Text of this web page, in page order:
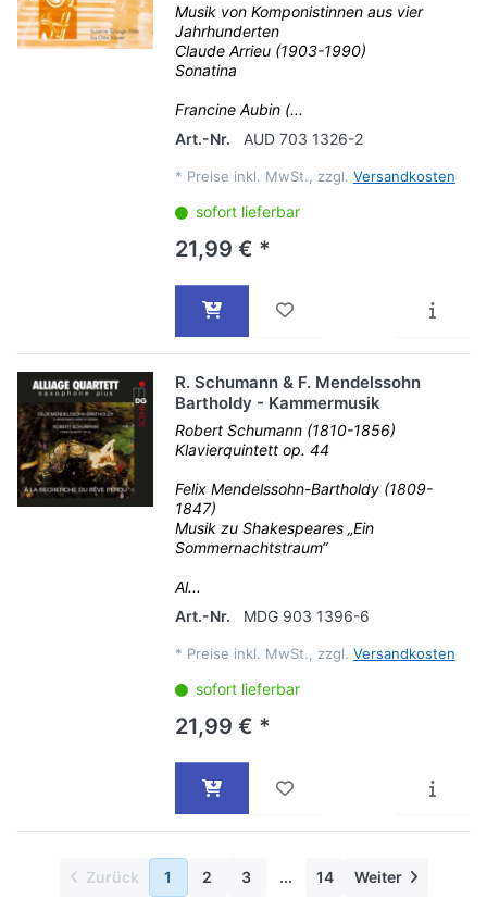
Musik von Komponistinnen aus vier
Jahrhunderten
Claude Arrieu (1903-1990)
Sonatina
Francine Aubin (...
Art.-Nr.
AUD 703 1326-2
* Preise inkl. MwSt., zzgl. Versandkosten
sofort lieferbar
21,99 € *
R. Schumann & F. Mendelssohn
Bartholdy - Kammermusik
Robert Schumann (1810-1856)
Klavierquintett op. 44
Felix Mendelssohn-Bartholdy (1809-
1847)
Musik zu Shakespeares „Ein
Sommernachtstraum“
Al...
Art.-Nr.
MDG 903 1396-6
* Preise inkl. MwSt., zzgl. Versandkosten
sofort lieferbar
21,99 € *
Zurück 1 2 3 ... 14 Weiter